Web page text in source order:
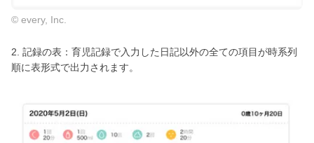
© every, Inc.
2. 記録の表：育児記録で入力した日記以外の全ての項目が時系列
順に表形式で出力されます。